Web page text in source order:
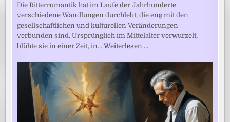
Die Ritterromantik hat im Laufe der Jahrhunderte
verschiedene Wandlungen durchlebt, die eng mit den
gesellschaftlichen und kulturellen Veränderungen
verbunden sind. Ursprünglich im Mittelalter verwurzelt,
blühte sie in einer Zeit, in…Weiterlesen …